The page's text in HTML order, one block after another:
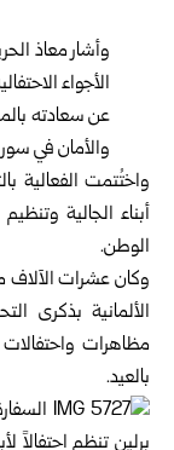
وأشار معاذ
الأجواء
عن سعادته
والأمان في
واختُتمت الفعالية
أبناء الجالية
الوطن.
وكان عشرات الآلاف
الألمانية بذكرى
مظاهرات
بالعيد.